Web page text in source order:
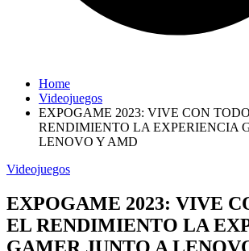
Home
Videojuegos
EXPOGAME 2023: VIVE CON
RENDIMIENTO LA EXPERIENCIA
LENOVO Y AMD
Videojuegos
EXPOGAME 2023: VIVE
EL RENDIMIENTO LA